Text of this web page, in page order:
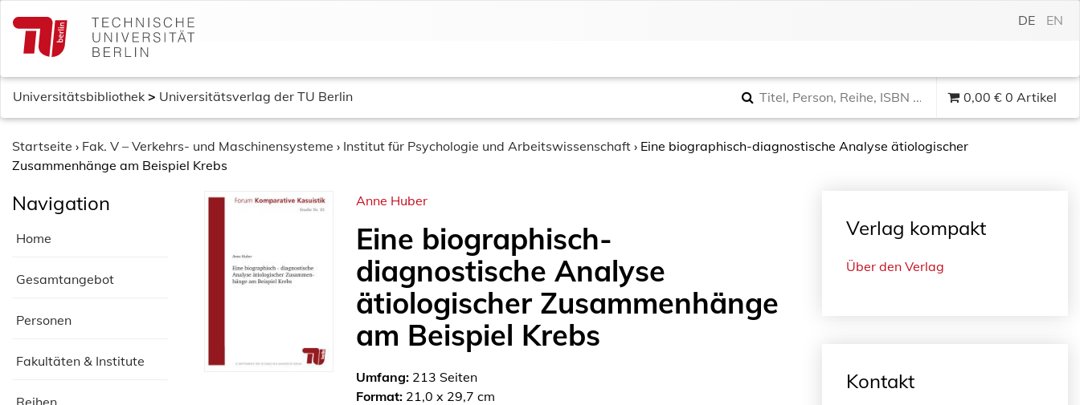
c
DE EN
Universitätsbibliothek > Universitätsverlag der TU Berlin 0,00 € 0 Artikel
Startseite › Fak. V – Verkehrs- und Maschinensysteme › Institut für Psychologie und Arbeitswissenschaft › Eine biographisch-diagnostische Analyse ätiologischer
Zusammenhänge am Beispiel Krebs
Navigation
Home
Gesamtangebot
Personen
Fakultäten & Institute
Reihen
Anne Huber
Eine biographisch-
diagnostische Analyse
ätiologischer Zusammenhänge
am Beispiel Krebs
Umfang: 213 Seiten
Format:21,0 x 29,7 cm
Verlag kompakt
Über den Verlag
Kontakt